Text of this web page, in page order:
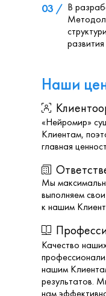
Наши
В
03 /
«Нейромир»
Клиентам,
главная
Мы
выполняем
к нашим
Качество
нашим
результатов.
нам